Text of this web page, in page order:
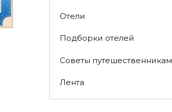
Отели
Подборки отелей
Советы путешественникам
Лента